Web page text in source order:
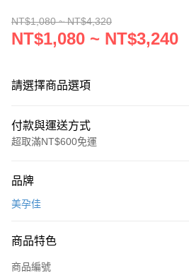
NT$1,080 ~ NT$4,320
NT$1,080 ~ NT$3,240
請選擇商品選項
付款與運送方式
超取滿NT$600免運
信用卡一次付款
LINE Pay
Apple Pay
品牌
美孕佳
商品特色
商品編號